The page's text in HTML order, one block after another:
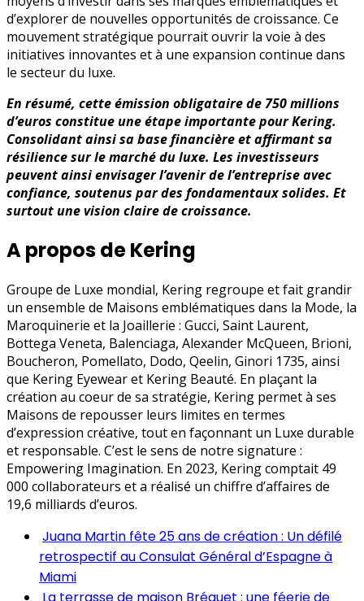
d’explorer de nouvelles opportunités de croissance. Ce
mouvement stratégique pourrait ouvrir la voie à des
initiatives innovantes et à une expansion continue dans
le secteur du luxe.
En résumé, cette émission obligataire de 750 millions
d’euros constitue une étape importante pour Kering.
Consolidant ainsi sa base financière et affirmant sa
résilience sur le marché du luxe. Les investisseurs
peuvent ainsi envisager l’avenir de l’entreprise avec
confiance, soutenus par des fondamentaux solides. Et
surtout une vision claire de croissance.
A propos de Kering
Groupe de Luxe mondial, Kering regroupe et fait grandir
un ensemble de Maisons emblématiques dans la Mode, la
Maroquinerie et la Joaillerie : Gucci, Saint Laurent,
Bottega Veneta, Balenciaga, Alexander McQueen, Brioni,
Boucheron, Pomellato, Dodo, Qeelin, Ginori 1735, ainsi
que Kering Eyewear et Kering Beauté. En plaçant la
création au coeur de sa stratégie, Kering permet à ses
Maisons de repousser leurs limites en termes
d’expression créative, tout en façonnant un Luxe durable
et responsable. C’est le sens de notre signature :
Empowering Imagination. En 2023, Kering comptait 49
000 collaborateurs et a réalisé un chiffre d’affaires de
19,6 milliards d’euros.
Juana Martin fête 25 ans de création : Un défilé
retrospectif au Consulat Général d’Espagne à
Miami
La terrasse de maison Bréguet : une féerie de